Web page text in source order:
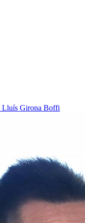
Lluís Girona Boffi